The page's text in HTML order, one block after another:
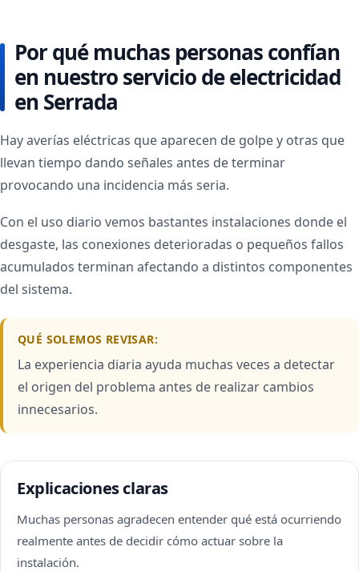
Por qué muchas personas confían
en nuestro servicio de electricidad
en Serrada
Hay averías eléctricas que aparecen de golpe y otras que
llevan tiempo dando señales antes de terminar
provocando una incidencia más seria.
Con el uso diario vemos bastantes instalaciones donde el
desgaste, las conexiones deterioradas o pequeños fallos
acumulados terminan afectando a distintos componentes
del sistema.
QUÉ SOLEMOS REVISAR:
La experiencia diaria ayuda muchas veces a detectar
el origen del problema antes de realizar cambios
innecesarios.
Explicaciones claras
Muchas personas agradecen entender qué está ocurriendo
realmente antes de decidir cómo actuar sobre la
instalación.